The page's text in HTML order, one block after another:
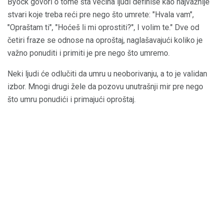
Byock govori o tome šta većina ljudi definiše kao najvažnije
stvari koje treba reći pre nego što umrete: "Hvala vam",
"Opraštam ti", "Hoćeš li mi oprostiti?", I volim te." Dve od
četiri fraze se odnose na oproštaj, naglašavajući koliko je
važno ponuditi i primiti je pre nego što umremo.
Neki ljudi će odlučiti da umru u neoborivanju, a to je validan
izbor. Mnogi drugi žele da pozovu unutrašnji mir pre nego
što umru ponudići i primajući oproštaj.